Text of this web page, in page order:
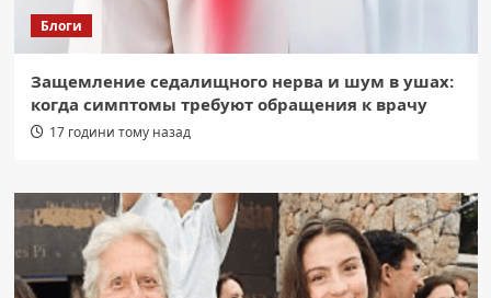
Блоги
Защемление седалищного нерва и шум в ушах:
когда симптомы требуют обращения к врачу
17 години тому назад